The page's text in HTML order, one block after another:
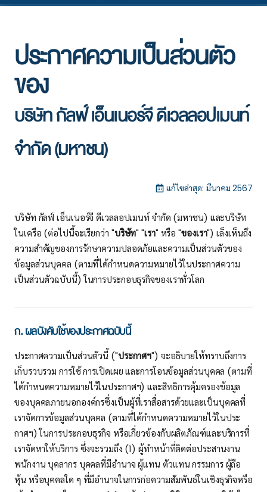
ประกาศความเป็นส่วนตัว
ของ
บริษัท กัลฟ์ เอ็นเนอร์จี ดีเวลลอปเมนท์
จํากัด (มหาชน)
แก้ไขล่าสุด: มีนาคม 2567
บริษัท กัลฟ์ เอ็นเนอร์จี ดีเวลลอปเมนท์ จํากัด (มหาชน) และบริษัท
ในเครือ (ต่อไปนี้จะเรียกว่า "บริษัท" "เรา" หรือ "ของเรา") เล็งเห็นถึง
ความสำคัญของการรักษาความปลอดภัยและความเป็นส่วนตัวของ
ข้อมูลส่วนบุคคล (ตามที่ได้กำหนดความหมายไว้ในประกาศความ
เป็นส่วนตัวฉบับนี้) ในการประกอบธุรกิจของเราทั่วโลก
ก. ผลบังคับใช้ของประกาศฉบับนี้
ประกาศความเป็นส่วนตัวนี้ ("ประกาศฯ") จะอธิบายให้ทราบถึงการ
เก็บรวบรวม การใช้ การเปิดเผย และการโอนข้อมูลส่วนบุคคล (ตามที่
ได้กำหนดความหมายไว้ในประกาศฯ) และสิทธิการคุ้มครองข้อมูล
ของบุคคลภายนอกองค์กรซึ่งเป็นผู้ที่เราสื่อสารด้วยและเป็นบุคคลที่
เราจัดการข้อมูลส่วนบุคคล (ตามที่ได้กำหนดความหมายไว้ในประ
กาศฯ) ในการประกอบธุรกิจ หรือเกี่ยวข้องกับผลิตภัณฑ์และบริการที่
เราจัดหาให้บริการ ซึ่งจะรวมถึง (1) ผู้ทำหน้าที่ติดต่อประสานงาน
พนักงาน บุคลากร บุคคลที่มีอำนาจ ผู้แทน ตัวแทน กรรมการ ผู้ถือ
หุ้น หรือบุคคลใด ๆ ที่มีอํานาจในการก่อความสัมพันธ์ในเชิงธุรกิจหรือ